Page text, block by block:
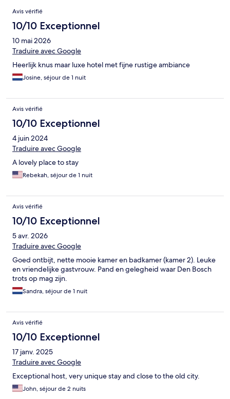
Avis
Avis vérifié
10/10 Exceptionnel
10 mai 2026
Traduire avec Google
Heerlijk knus maar luxe hotel met fijne rustige ambiance
Josine, séjour de 1 nuit
Avis vérifié
10/10 Exceptionnel
4 juin 2024
Traduire avec Google
A lovely place to stay
Rebekah, séjour de 1 nuit
Avis vérifié
10/10 Exceptionnel
5 avr. 2026
Traduire avec Google
Goed ontbijt, nette mooie kamer en badkamer (kamer 2). Leuke
en vriendelijke gastvrouw. Pand en gelegheid waar Den Bosch
trots op mag zijn.
Sandra, séjour de 1 nuit
Avis vérifié
10/10 Exceptionnel
17 janv. 2025
Traduire avec Google
Exceptional host, very unique stay and close to the old city.
John, séjour de 2 nuits